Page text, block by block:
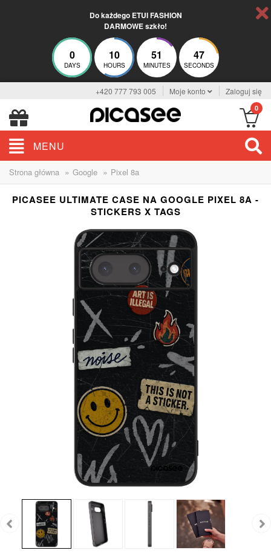
Do każdego ETUI FASHION
DARMOWE szkło!
0
DAYS
10
HOURS
51
MINUTES
47
SECONDS
+420 777 793 005 Moje konto Zaloguj się
0
MENU
Strona główna » Google » Pixel 8a
PICASEE ULTIMATE CASE NA GOOGLE PIXEL 8A -
STICKERS X TAGS